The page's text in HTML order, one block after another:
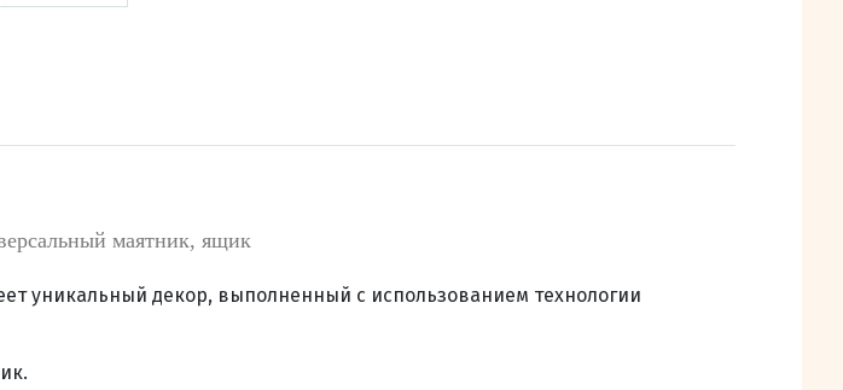
маятник, ящик
уникальный декор, выполненный с использованием технологии